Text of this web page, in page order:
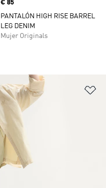
Precio
€ 85
PANTALÓN HIGH RISE BARREL
LEG DENIM
Mujer Originals